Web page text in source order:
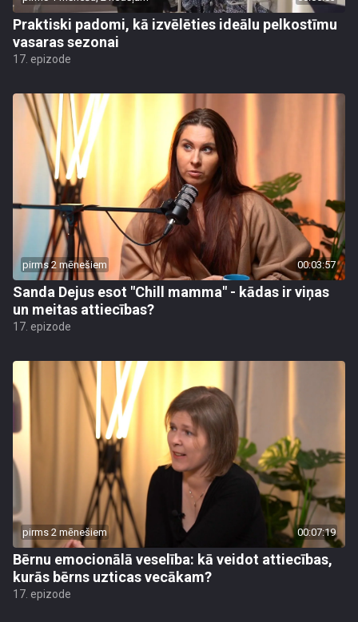
Praktiski padomi, kā izvēlēties ideālu pelkostīmu
vasaras sezonai
17. epizode
pirms 2 mēnešiem 00:03:57
Sanda Dejus esot "Chill mamma" - kādas ir viņas
un meitas attiecības?
17. epizode
pirms 2 mēnešiem 00:07:19
Bērnu emocionālā veselība: kā veidot attiecības,
kurās bērns uzticas vecākam?
17. epizode